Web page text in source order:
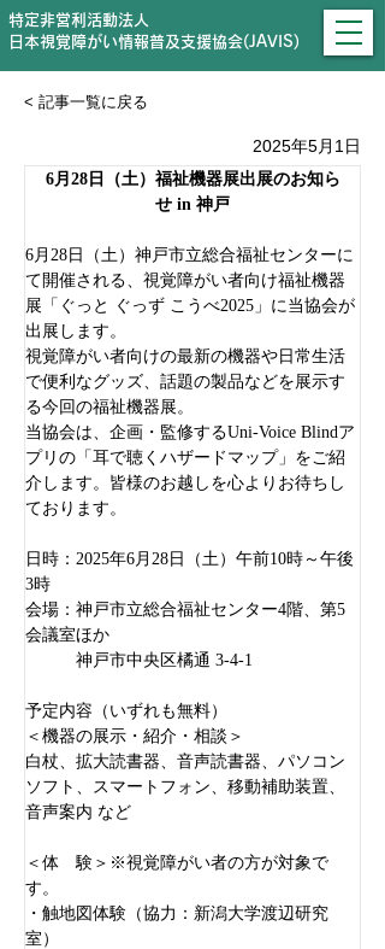
特定非営利活動法人
日本視覚障がい情報普及支援協会(JAVIS)
< 記事一覧に戻る
2025年5月1日
6月28日（土）福祉機器展出展のお知ら
せ in 神戸
6月28日（土）神戸市立総合福祉センターに
て開催される、視覚障がい者向け福祉機器
展「ぐっと ぐっず こうべ2025」に当協会が
出展します。
視覚障がい者向けの最新の機器や日常生活
で便利なグッズ、話題の製品などを展示す
る今回の福祉機器展。
当協会は、企画・監修するUni-Voice Blindア
プリの「耳で聴くハザードマップ」をご紹
介します。皆様のお越しを心よりお待ちし
ております。
日時：2025年6月28日（土）午前10時～午後
3時
会場：神戸市立総合福祉センター4階、第5
会議室ほか
神戸市中央区橘通 3-4-1
予定内容（いずれも無料）
＜機器の展示・紹介・相談＞
白杖、拡大読書器、音声読書器、パソコン
ソフト、スマートフォン、移動補助装置、
音声案内 など
＜体　験＞※視覚障がい者の方が対象で
す。
・触地図体験（協力：新潟大学渡辺研究
室）